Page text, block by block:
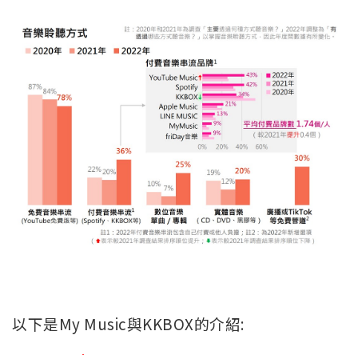
以下是My Music與KKBOX的介紹: